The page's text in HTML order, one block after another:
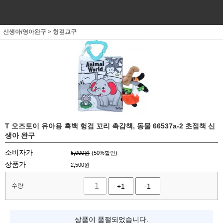
신생아/영아완구 > 헝겊교구
T 오즈토이 유아용 흑백 헝겊 꼬리 촉감책, 동물 66537a-2 초점책 신
생아 완구
소비자가 5,000원 (50%할인)
상품가 2,500원
수량 +1 -1
상품이 품절되었습니다.